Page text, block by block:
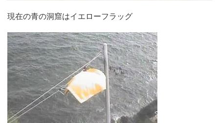
現在の青の洞窟はイエローフラッグ